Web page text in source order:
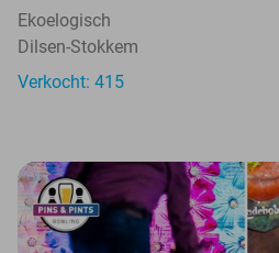
Ekoelogisch
Dilsen-Stokkem
Verkocht: 415